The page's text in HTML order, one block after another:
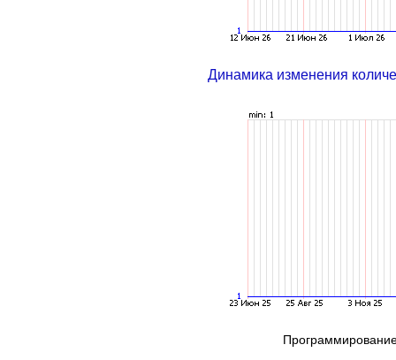
Динамика изменения